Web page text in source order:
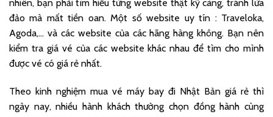
nhiên, bạn phải tìm hiểu từng website thật kỹ càng, tránh lừa
đảo mà mất tiền oan. Một số website uy tín : Traveloka,
Agoda,… và các website của các hãng hàng không. Bạn nên
kiểm tra giá vé của các website khác nhau để tìm cho mình
được vé có giá rẻ nhất.
Theo kinh nghiệm mua vé máy bay đi Nhật Bản giá rẻ thì
ngày nay, nhiều hành khách thường chọn đồng hành cùng